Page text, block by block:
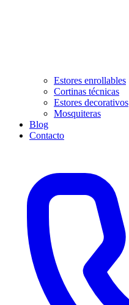
Estores enrollables
Cortinas técnicas
Estores decorativos
Mosquiteras
Blog
Contacto